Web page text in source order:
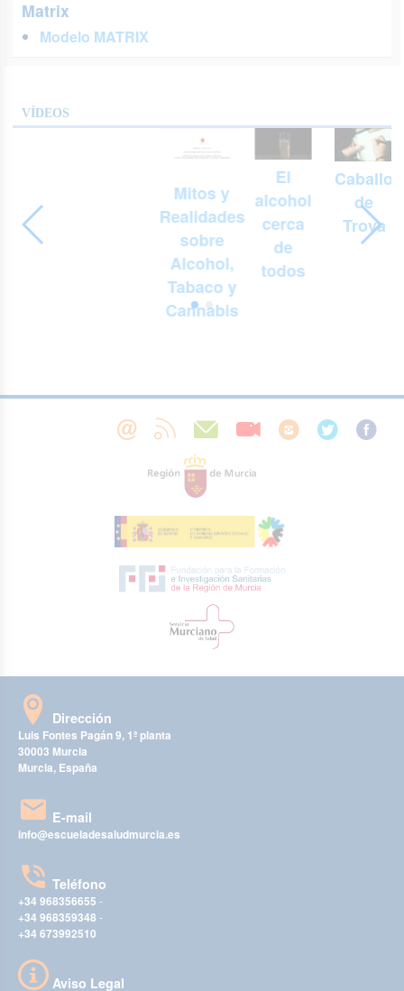
Matrix
Modelo MATRIX
VÍDEOS
Mitos y
Realidades
sobre
Alcohol,
Tabaco y
Cannabis
El
alcohol
cerca
de
todos
Caballo
de
Troya
Dirección
Luis Fontes Pagán 9, 1ª planta
30003 Murcia
Murcia, España
E-mail
info@escueladesaludmurcia.es
Teléfono
+34 968356655 -
+34 968359348 -
+34 673992510
Aviso Legal